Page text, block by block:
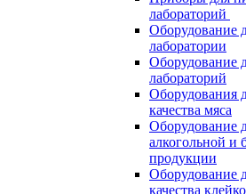
лабораторий
Оборудование
лаборатории
Оборудование
лабораторий
Оборудования
качества мяса
Оборудование
алкогольной и
продукции
Оборудование
качества